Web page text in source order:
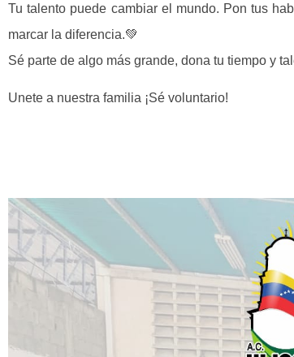
Tu talento puede cambiar el mundo. Pon tus
marcar la diferencia.💚
Sé parte de algo más grande, dona tu tiempo y
Unete a nuestra familia ¡Sé voluntario!